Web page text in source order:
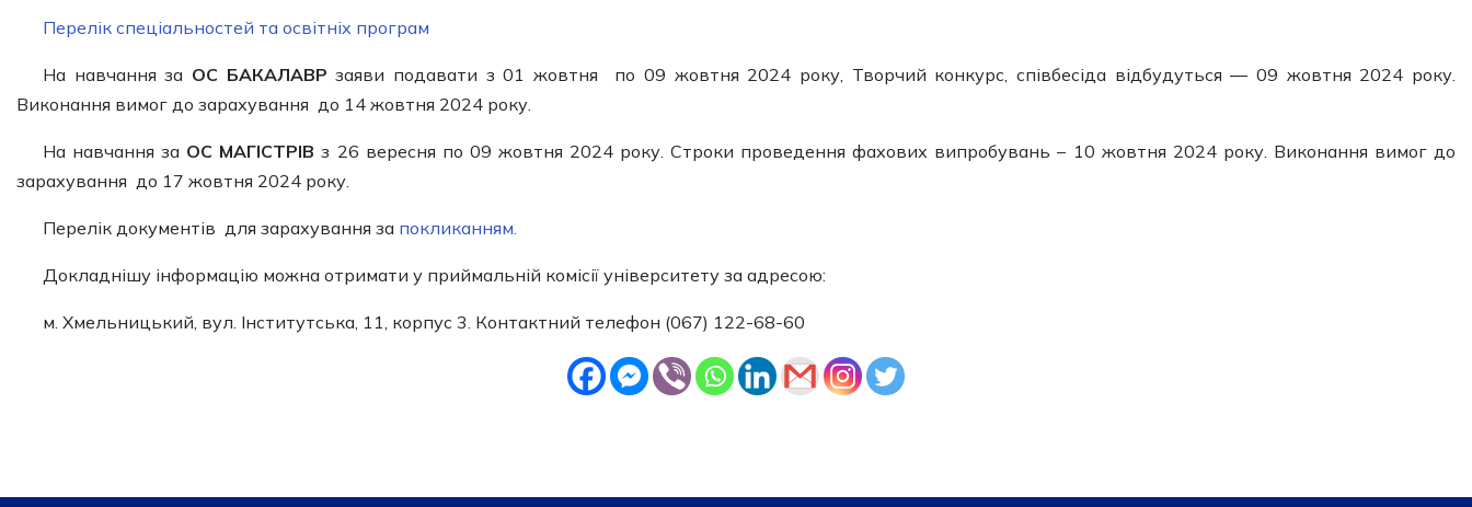
Перелік спеціальностей та освітніх програм
На навчання за ОС БАКАЛАВР заяви подавати з 01 жовтня по 09 жовтня 2024 року, Творчий конкурс, співбесіда відбудуться ― 09 жовтня 2024 року.
Виконання вимог до зарахування до 14 жовтня 2024 року.
На навчання за ОС МАГІСТРІВ з 26 вересня по 09 жовтня 2024 року. Строки проведення фахових випробувань – 10 жовтня 2024 року. Виконання вимог до
зарахування до 17 жовтня 2024 року.
Перелік документів для зарахування за покликанням.
Докладнішу інформацію можна отримати у приймальній комісії університету за адресою:
м. Хмельницький, вул. Інститутська, 11, корпус 3. Контактний телефон (067) 122-68-60